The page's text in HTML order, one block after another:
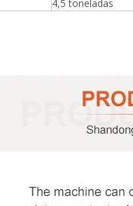
4,5 toneladas